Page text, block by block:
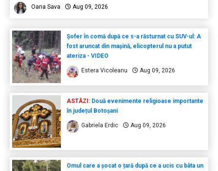
Oana Sava Aug 09, 2026
Șofer în comă după ce s-a răsturnat cu SUV-ul: A
fost aruncat din mașină, elicopterul nu a putut
ateriza - VIDEO
Estera Vicoleanu Aug 09, 2026
ASTĂZI:Două evenimente religioase importante
în județul Botoșani
Gabriela Erdic Aug 09, 2026
Omul care a șocat o țară după ce a ucis cu bâta un